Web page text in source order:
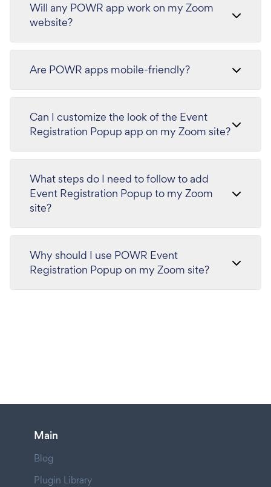
Will any POWR app work on my Zoom
website?
Are POWR apps mobile-friendly?
Can I customize the look of the Event
Registration Popup app on my Zoom site?
What steps do I need to follow to add
Event Registration Popup to my Zoom
site?
Why should I use POWR Event
Registration Popup on my Zoom site?
Main
Blog
Plugin Library